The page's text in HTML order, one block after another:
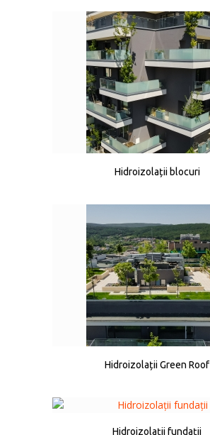
Hidroizolații blocuri
Hidroizolații Green Roof
Hidroizolații fundații